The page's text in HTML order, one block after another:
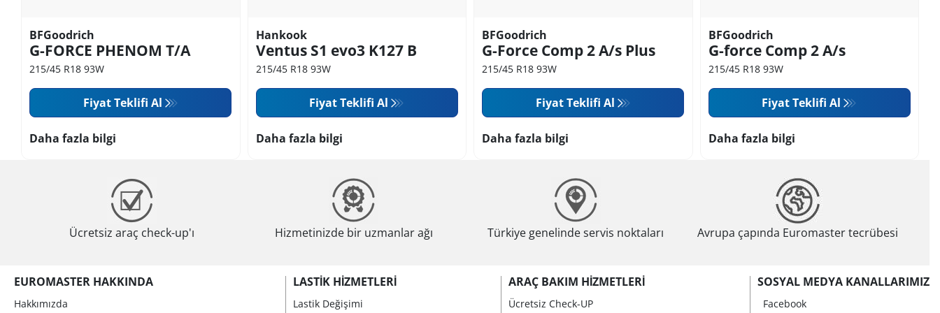
BFGoodrich
G-FORCE PHENOM T/A
215/45 R18 93W
Fiyat Teklifi Al
Daha fazla bilgi
Hankook
Ventus S1 evo3 K127 B
215/45 R18 93W
Fiyat Teklifi Al
Daha fazla bilgi
BFGoodrich
G-Force Comp 2 A/s Plus
215/45 R18 93W
Fiyat Teklifi Al
Daha fazla bilgi
BFGoodrich
G-force Comp 2 A/s
215/45 R18 93W
Fiyat Teklifi Al
Daha fazla bilgi
Ücretsiz araç check-up'ı Hizmetinizde bir uzmanlar ağı Türkiye genelinde servis noktaları Avrupa çapında Euromaster tecrübesi
EUROMASTER HAKKINDA
Hakkımızda
LASTIK HIZMETLERI
Lastik Değişimi
ARAÇ BAKIM HIZMETLERI
Ücretsiz Check-UP
SOSYAL MEDYA KANALLARIMIZ
Facebook